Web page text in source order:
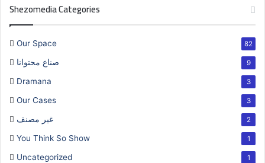
Shezomedia Categories
Our Space 82
صناع محتوانا 9
Dramana 3
Our Cases 3
غير مصنف 2
You Think So Show 1
Uncategorized 1